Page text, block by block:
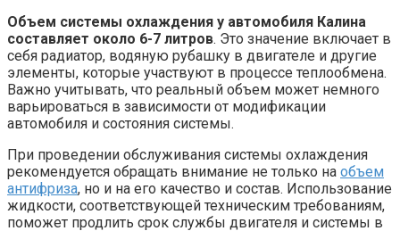
Объем системы охлаждения у автомобиля Калина
составляет около 6-7 литров. Это значение включает в
себя радиатор, водяную рубашку в двигателе и другие
элементы, которые участвуют в процессе теплообмена.
Важно учитывать, что реальный объем может немного
варьироваться в зависимости от модификации
автомобиля и состояния системы.
При проведении обслуживания системы охлаждения
рекомендуется обращать внимание не только на объем
антифриза, но и на его качество и состав. Использование
жидкости, соответствующей техническим требованиям,
поможет продлить срок службы двигателя и системы в